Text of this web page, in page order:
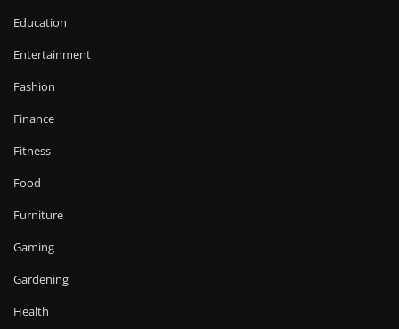
Education
Entertainment
Fashion
Finance
Fitness
Food
Furniture
Gaming
Gardening
Health